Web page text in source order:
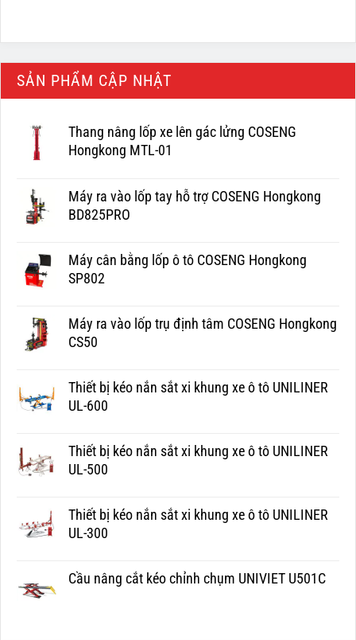
SẢN PHẨM CẬP NHẬT
Thang nâng lốp xe lên gác lửng COSENG
Hongkong MTL-01
Máy ra vào lốp tay hỗ trợ COSENG Hongkong
BD825PRO
Máy cân bằng lốp ô tô COSENG Hongkong
SP802
Máy ra vào lốp trụ định tâm COSENG Hongkong
CS50
Thiết bị kéo nắn sắt xi khung xe ô tô UNILINER
UL-600
Thiết bị kéo nắn sắt xi khung xe ô tô UNILINER
UL-500
Thiết bị kéo nắn sắt xi khung xe ô tô UNILINER
UL-300
Cầu nâng cắt kéo chỉnh chụm UNIVIET U501C